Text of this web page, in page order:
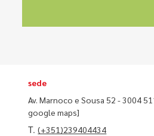
sede
Av. Marnoco e Sousa 52 - 3004
google maps]
T.(+351)239404434